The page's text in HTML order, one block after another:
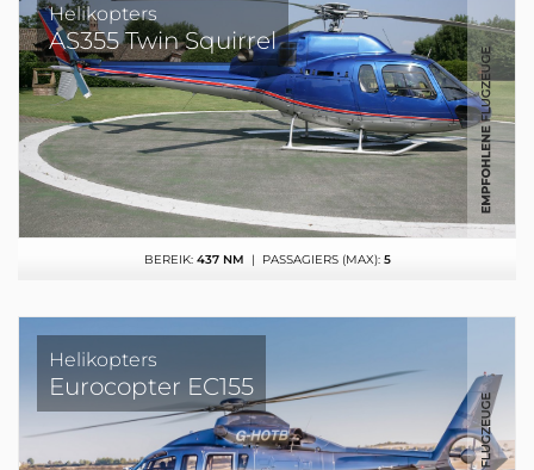
Helikopters
AS355 Twin Squirrel
BEREIK: 437 NM | PASSAGIERS (MAX): 5
Helikopters
Eurocopter EC155